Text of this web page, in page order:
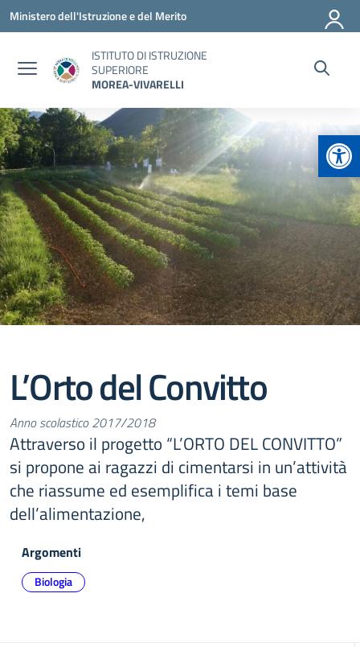
Vai ai contenuti
Vai al menu di navigazione
Vai al footer
Ministero dell'Istruzione e del Merito
ISTITUTO DI ISTRUZIONE
SUPERIORE
MOREA-VIVARELLI
L’Orto del Convitto
Anno scolastico 2017/2018
Attraverso il progetto “L’ORTO DEL CONVITTO”
si propone ai ragazzi di cimentarsi in un’attività
che riassume ed esemplifica i temi base
dell’alimentazione,
Argomenti
Biologia